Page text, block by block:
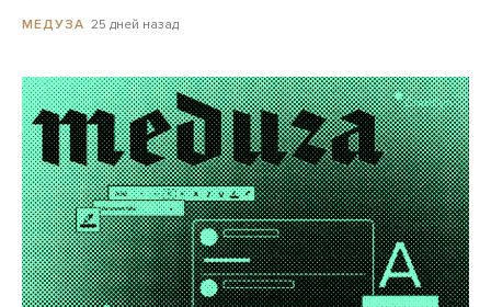
МЕДУЗА 25 дней назад